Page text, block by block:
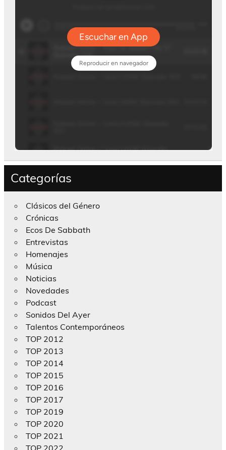
Categorías
Clásicos del Género
Crónicas
Ecos De Sabbath
Entrevistas
Homenajes
Música
Noticias
Novedades
Podcast
Sonidos Del Ayer
Talentos Contemporáneos
TOP 2012
TOP 2013
TOP 2014
TOP 2015
TOP 2016
TOP 2017
TOP 2019
TOP 2020
TOP 2021
TOP 2022